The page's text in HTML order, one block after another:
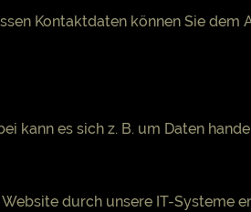
Kontaktdaten können Sie dem
kann es sich z. B. um Daten
durch unsere IT-Systeme